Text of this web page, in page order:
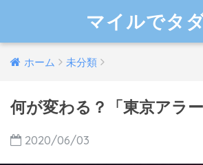
マイルでタ
ホーム 未分類
何が変わる？「東京アラ
2020/06/03